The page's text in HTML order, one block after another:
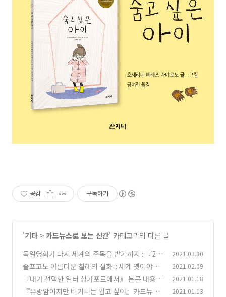
공감 구독하기
'기타 > 카드뉴스로 보는 신간' 카테고리의 다른 글
독일영화가 다시 세계의 주목을 받기까지 ::『20
00년 이후의 독일영화』 (0)
2021.03.30
슬프고도 아름다운 칠레의 설화 :: 세계 옛이야기
그림책『아냐뉴까 이야기』 (0)
2021.02.09
『내가 선택한 일터 싱가포르에서』 본문 내용
카드뉴스 (0)
2021.01.18
『유방암이지만 비키니는 입고 싶어』카드뉴스 2021.01.13